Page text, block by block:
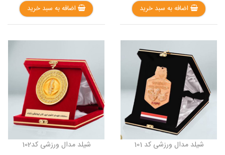
اضافه به سبد خرید اضافه به سبد خرید
شیلد مدال ورزشی کد 101 شیلد مدال ورزشی کد102